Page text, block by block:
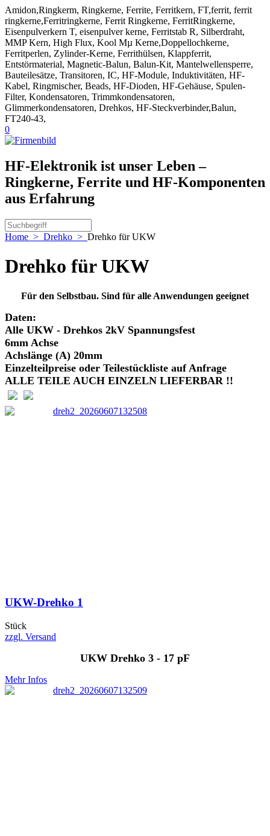
Amidon,Ringkerm, Ringkerne, Ferrite, Ferritkern, FT,ferrit, ferrit
ringkerne,Ferritringkerne, Ferrit Ringkerne, FerritRingkerne,
Eisenpulverkern T, eisenpulver kerne, Ferritstab R, Silberdraht,
MMP Kern, High Flux, Kool Mµ Kerne,Doppellochkerne,
Ferritperlen, Zylinder-Kerne, Ferrithülsen, Klappferrit,
Entstörmaterial, Magnetic-Balun, Balun-Kit, Mantelwellensperre,
Bauteilesätze, Transitoren, IC, HF-Module, Induktivitäten, HF-
Kabel, Ringmischer, Beads, HF-Dioden, HF-Gehäuse, Spulen-
Filter, Kondensatoren, Trimmkondensatoren,
Glimmerkondensatoren, Drehkos, HF-Steckverbinder,Balun,
FT240-43,
0
HF-Elektronik ist unser Leben –
Ringkerne, Ferrite und HF-Komponenten
aus Erfahrung
Home > Drehko > Drehko für UKW
Drehko für UKW
Für den Selbstbau. Sind für alle Anwendungen geeignet
Daten:
Alle UKW - Drehkos 2kV Spannungsfest
6mm Achse
Achslänge (A) 20mm
Einzelteilpreise oder Teilestückliste auf Anfrage
ALLE TEILE AUCH EINZELN LIEFERBAR !!
UKW-Drehko 1
Stück
zzgl. Versand
UKW Drehko 3 - 17 pF
Mehr Infos